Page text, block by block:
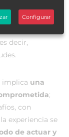
de
dirigir o
decir,
implica una
;
con
experiencia se
de actuar y
Configurar